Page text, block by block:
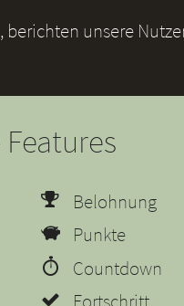
unsere
Belohnung
Punkte
Countdown
Fortschritt